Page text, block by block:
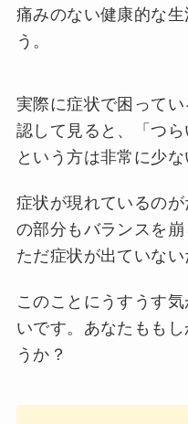
痛みのない健康的な
う。
実際に症状で困って
認して見ると、「つら
という方は非常に少な
症状が現れているの
の部分もバランスを崩
ただ症状が出ていない
このことにうすうす
いです。あなたもも
うか？